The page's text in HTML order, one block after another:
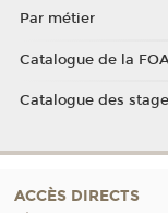
Par métier
Catalogue de la
Catalogue des
ACCÈS DIRECTS